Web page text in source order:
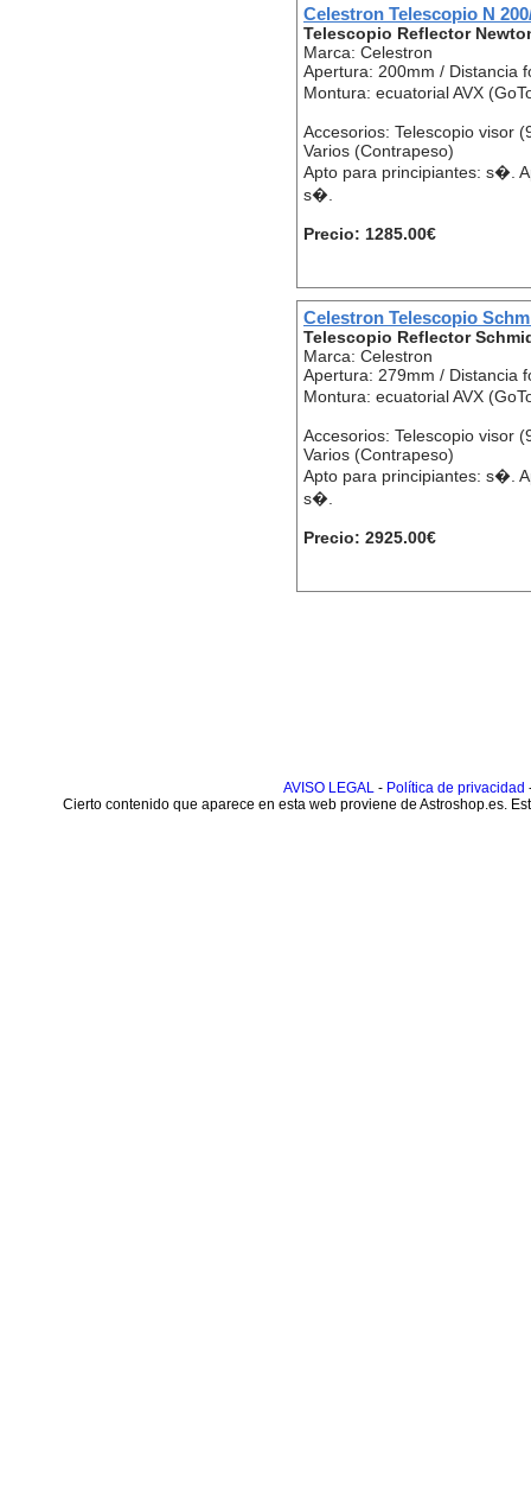
Celestron Telescopio N
Telescopio Reflector
Marca: Celestron
Apertura: 200mm / Distancia
Montura: ecuatorial AVX
Accesorios: Telescopio visor
Varios (Contrapeso)
Apto para principiantes: s�.
s�.
Precio: 1285.00€
Celestron Telescopio
Telescopio Reflector
Marca: Celestron
Apertura: 279mm / Distancia
Montura: ecuatorial AVX
Accesorios: Telescopio visor
Varios (Contrapeso)
Apto para principiantes: s�.
s�.
Precio: 2925.00€
AVISO LEGAL - Política de privacidad
Cierto contenido que aparece en esta web proviene de Astroshop.es.